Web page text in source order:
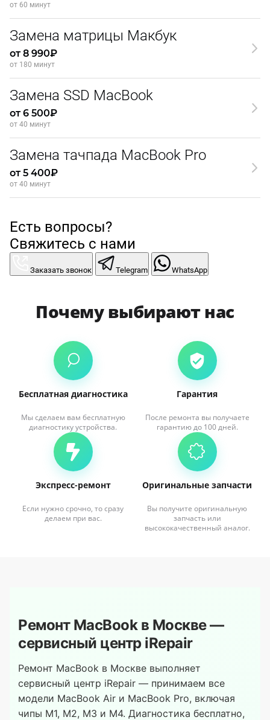
от 60 минут
Замена матрицы Макбук
от 8 990₽
от 180 минут
Замена SSD MacBook
от 6 500₽
от 40 минут
Замена тачпада MacBook Pro
от 5 400₽
от 40 минут
Есть вопросы?
Свяжитесь с нами
Заказать звонок Telegram WhatsApp
Почему выбирают нас
Бесплатная диагностика
Мы сделаем вам бесплатную
диагностику устройства.
Гарантия
После ремонта вы получаете
гарантию до 100 дней.
Экспресс-ремонт
Если нужно срочно, то сразу
делаем при вас.
Оригинальные запчасти
Вы получите оригинальную
запчасть или
высококачественный аналог.
Ремонт MacBook в Москве —
сервисный центр iRepair
Ремонт MacBook в Москве выполняет
сервисный центр iRepair — принимаем все
модели MacBook Air и MacBook Pro, включая
чипы M1, M2, M3 и M4. Диагностика бесплатно,